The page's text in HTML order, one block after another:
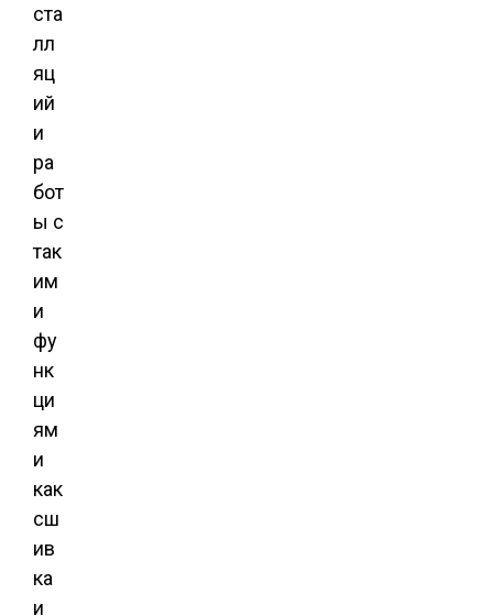
ста
лл
яц
ий
и
ра
бот
ы с
так
им
и
фу
нк
ци
ям
и
как
сш
ив
ка
и